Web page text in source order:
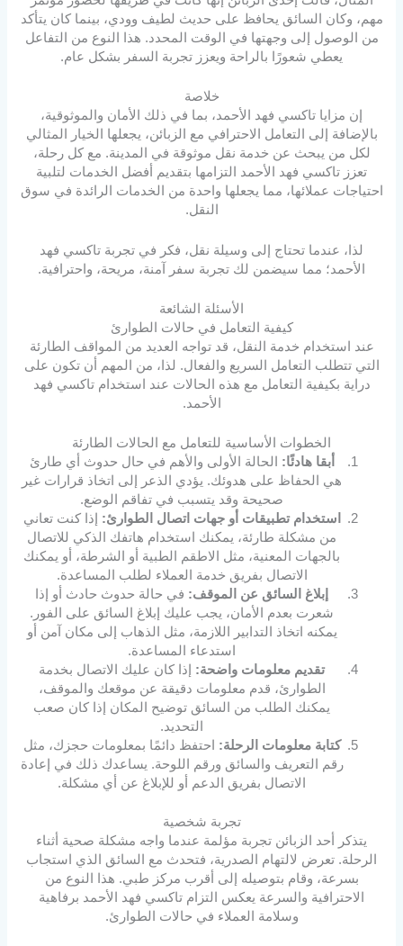
مهم، وكان السائق يحافظ على حديث لطيف وودي، بينما كان يتأكد
من الوصول إلى وجهتها في الوقت المحدد. هذا النوع من التفاعل
يعطي شعورًا بالراحة ويعزز تجربة السفر بشكل عام.
خلاصة
إن مزايا تاكسي فهد الأحمد، بما في ذلك الأمان والموثوقية،
بالإضافة إلى التعامل الاحترافي مع الزبائن، يجعلها الخيار المثالي
لكل من يبحث عن خدمة نقل موثوقة في المدينة. مع كل رحلة،
تعزز تاكسي فهد الأحمد التزامها بتقديم أفضل الخدمات لتلبية
احتياجات عملائها، مما يجعلها واحدة من الخدمات الرائدة في سوق
النقل.
لذا، عندما تحتاج إلى وسيلة نقل، فكر في تجربة تاكسي فهد
الأحمد؛ مما سيضمن لك تجربة سفر آمنة، مريحة، واحترافية.
الأسئلة الشائعة
كيفية التعامل في حالات الطوارئ
عند استخدام خدمة النقل، قد تواجه العديد من المواقف الطارئة
التي تتطلب التعامل السريع والفعال. لذا، من المهم أن تكون على
دراية بكيفية التعامل مع هذه الحالات عند استخدام تاكسي فهد
الأحمد.
الخطوات الأساسية للتعامل مع الحالات الطارئة
أبقا هادئًا: الحالة الأولى والأهم في حال حدوث أي طارئ
هي الحفاظ على هدوئك. يؤدي الذعر إلى اتخاذ قرارات غير
صحيحة وقد يتسبب في تفاقم الوضع.
استخدام تطبيقات أو جهات اتصال الطوارئ: إذا كنت تعاني
من مشكلة طارئة، يمكنك استخدام هاتفك الذكي للاتصال
بالجهات المعنية، مثل الاطقم الطبية أو الشرطة، أو يمكنك
الاتصال بفريق خدمة العملاء لطلب المساعدة.
إبلاغ السائق عن الموقف: في حالة حدوث حادث أو إذا
شعرت بعدم الأمان، يجب عليك إبلاغ السائق على الفور.
يمكنه اتخاذ التدابير اللازمة، مثل الذهاب إلى مكان آمن أو
استدعاء المساعدة.
تقديم معلومات واضحة: إذا كان عليك الاتصال بخدمة
الطوارئ، قدم معلومات دقيقة عن موقعك والموقف،
يمكنك الطلب من السائق توضيح المكان إذا كان صعب
التحديد.
كتابة معلومات الرحلة: احتفظ دائمًا بمعلومات حجزك، مثل
رقم التعريف والسائق ورقم اللوحة. يساعدك ذلك في إعادة
الاتصال بفريق الدعم أو للإبلاغ عن أي مشكلة.
تجربة شخصية
يتذكر أحد الزبائن تجربة مؤلمة عندما واجه مشكلة صحية أثناء
الرحلة. تعرض لالتهام الصدرية، فتحدث مع السائق الذي استجاب
بسرعة، وقام بتوصيله إلى أقرب مركز طبي. هذا النوع من
الاحترافية والسرعة يعكس التزام تاكسي فهد الأحمد برفاهية
وسلامة العملاء في حالات الطوارئ.